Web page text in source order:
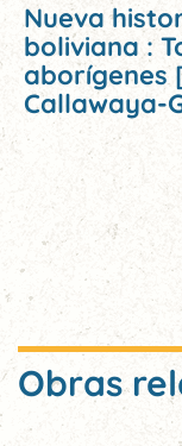
Nueva
boliviana :
aborígenes
Callawaya-
Obras